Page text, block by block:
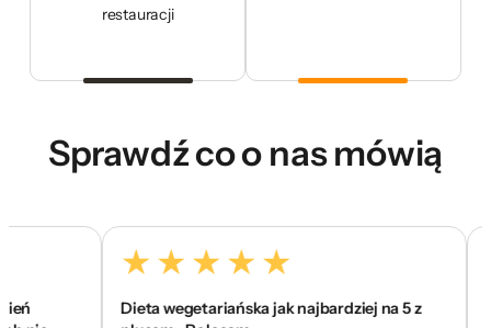
restauracji
Sprawdź co o nas mówią
Dieta wegetariańska jak najbardziej na 5 z